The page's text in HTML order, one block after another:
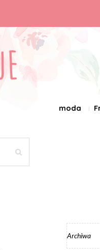
moda
Archiwa